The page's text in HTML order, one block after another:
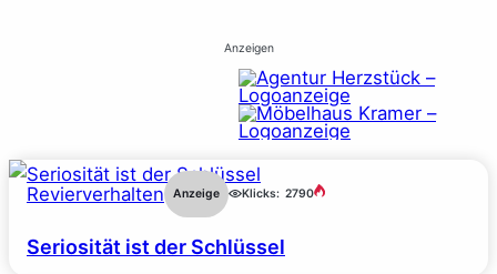
Anzeigen
Revierverhalten Anzeige Klicks: 2790
Seriosität ist der Schlüssel